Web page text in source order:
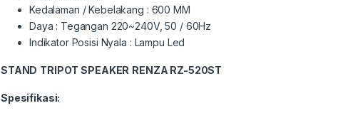
Kedalaman / Kebelakang : 600 MM
Daya : Tegangan 220~240V, 50 / 60Hz
Indikator Posisi Nyala : Lampu Led
STAND TRIPOTSPEAKER RENZA RZ-520ST
Spesifikasi: